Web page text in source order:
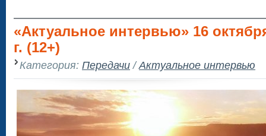
«Актуальное интервью» 16
г. (12+)
Категория: Передачи/Актуальное интервью